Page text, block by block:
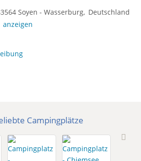
Soyen - Wasserburg Deutschland
anzeigen
Campingplätze